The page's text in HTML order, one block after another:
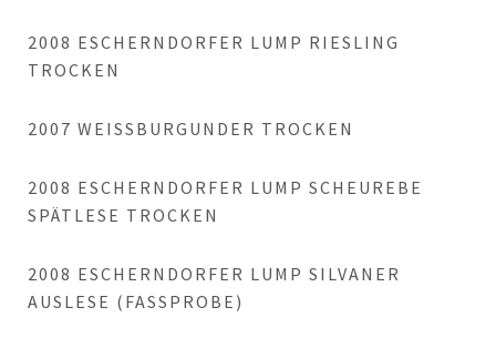
2008 ESCHERNDORFER LUMP RIESLING
TROCKEN
2007 WEISSBURGUNDER TROCKEN
2008 ESCHERNDORFER LUMP SCHEUREBE
SPÄTLESE TROCKEN
2008 ESCHERNDORFER LUMP SILVANER
AUSLESE (FASSPROBE)